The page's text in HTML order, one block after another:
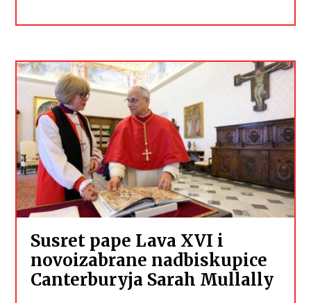
Susret pape Lava XVI i
novoizabrane nadbiskupice
Canterburyja Sarah Mullally